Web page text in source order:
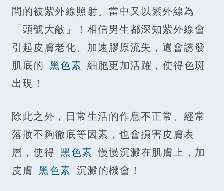
間的被紫外線照射。當中又以紫外線為
「頭號大敵」！相信男生都深知紫外線會
引起皮膚老化、加速膠原流失，還會誘發
肌底的 黑色素 細胞更加活躍，使得色斑
出現！
除此之外，日常生活的作息不正常、經常
落妝不夠徹底等因素，也會損害皮膚表
層，使得 黑色素 慢慢沉澱在肌膚上，加
皮膚 黑色素 沉澱的機會！